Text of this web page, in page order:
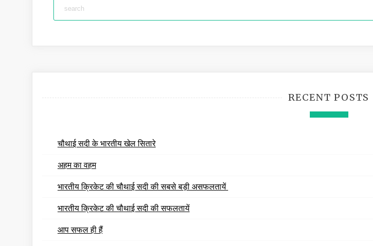
RECENT POSTS
चौथाई सदी के भारतीय खेल सितारे
अहम का वहम
भारतीय क्रिकेट की चौथाई सदी की सबसे बड़ी असफलतायें
भारतीय क्रिकेट की चौथाई सदी की सफलतायें
आप सफल ही हैं